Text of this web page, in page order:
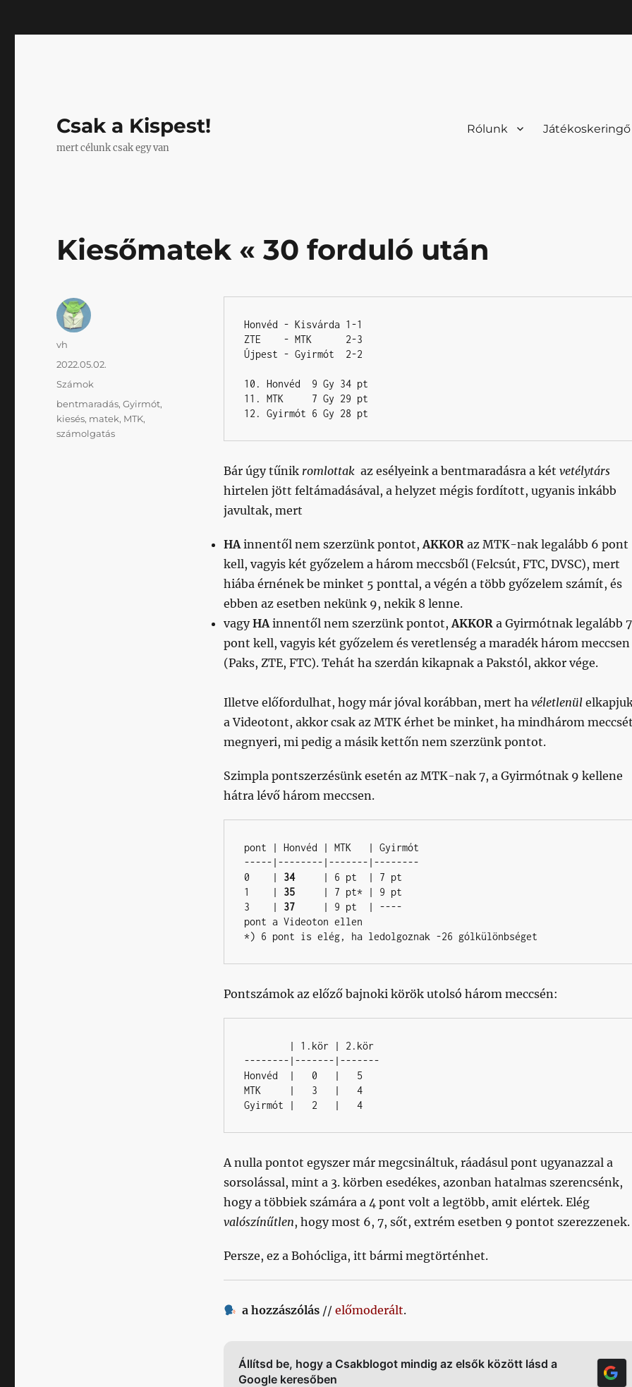
Csak a Kispest!
mert célunk csak egy van
Rólunk Játékoskeringő
Kiesőmatek « 30 forduló után
Honvéd - Kisvárda 1-1
ZTE    - MTK      2-3
Újpest - Gyirmót  2-2
10. Honvéd  9 Gy 34 pt
11. MTK     7 Gy 29 pt
12. Gyirmót 6 Gy 28 pt
Bár úgy tűnik romlottak az esélyeink a bentmaradásra a két vetélytárs
hirtelen jött feltámadásával, a helyzet mégis fordított, ugyanis inkább
javultak, mert
HAinnentől nem szerzünk pontot,AKKORaz MTK-nak legalább 6 pont
kell, vagyis két győzelem a három meccsből (Felcsút, FTC, DVSC), mert
hiába érnének be minket 5 ponttal, a végén a több győzelem számít, és
ebben az esetben nekünk 9, nekik 8 lenne.
vagyHAinnentől nem szerzünk pontot,AKKOR a Gyirmótnak legalább 7
pont kell, vagyis két győzelem és veretlenség a maradék három meccsen
(Paks, ZTE, FTC). Tehát ha szerdán kikapnak a Pakstól, akkor vége.
Illetve előfordulhat, hogy már jóval korábban, mert ha véletlenül
a Videotont, akkor csak az MTK érhet be minket, ha mindhárom
megnyeri, mi pedig a másik kettőn nem szerzünk pontot.
Szimpla pontszerzésünk esetén az MTK-nak 7, a Gyirmótnak 9 kellene
hátra lévő három meccsen.
pont | Honvéd | MTK   | Gyirmót
-----|--------|-------|--------
0    | 34
     | 6 pt  | 7 pt
1    | 35
     | 7 pt* | 9 pt
3    | 37
     | 9 pt  | ----
pont a Videoton ellen
*) 6 pont is elég, ha ledolgoznak -26 gólkülönbséget
Pontszámok az előző bajnoki körök utolsó három meccsén:
--------|-------|-------
Honvéd  |   0   |   5
MTK     |   3   |   4
Gyirmót |   2   |   4
A nulla pontot egyszer már megcsináltuk, ráadásul pont ugyanazzal a
sorsolással, mint a 3. körben esedékes, azonban hatalmas szerencsénk,
hogy a többiek számára a 4 pont volt a legtöbb, amit elértek. Elég
valószínűtlen, hogy most 6, 7, sőt, extrém esetben 9 pontot szerezzenek.
Persze, ez a Bohócliga, itt bármi megtörténhet.
a hozzászólás //előmoderált.
Állítsd be, hogy a Csakblogot mindig az elsők között lásd a
Google keresőben
Szerző
vh
Közzétéve
2022.05.02.
Kategória
Számok
Címke
bentmaradás,Gyirmót,
kiesés, matek, MTK,
számolgatás